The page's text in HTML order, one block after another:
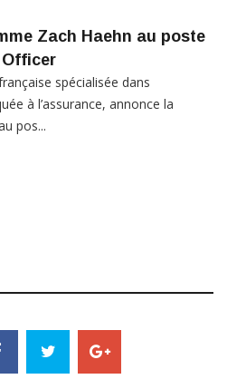
Zach Haehn au poste
spécialisée dans
à l’assurance, annonce la
pos...